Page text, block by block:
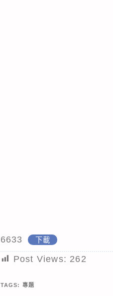
6633 下載
Post Views: 262
TAGS: 專題